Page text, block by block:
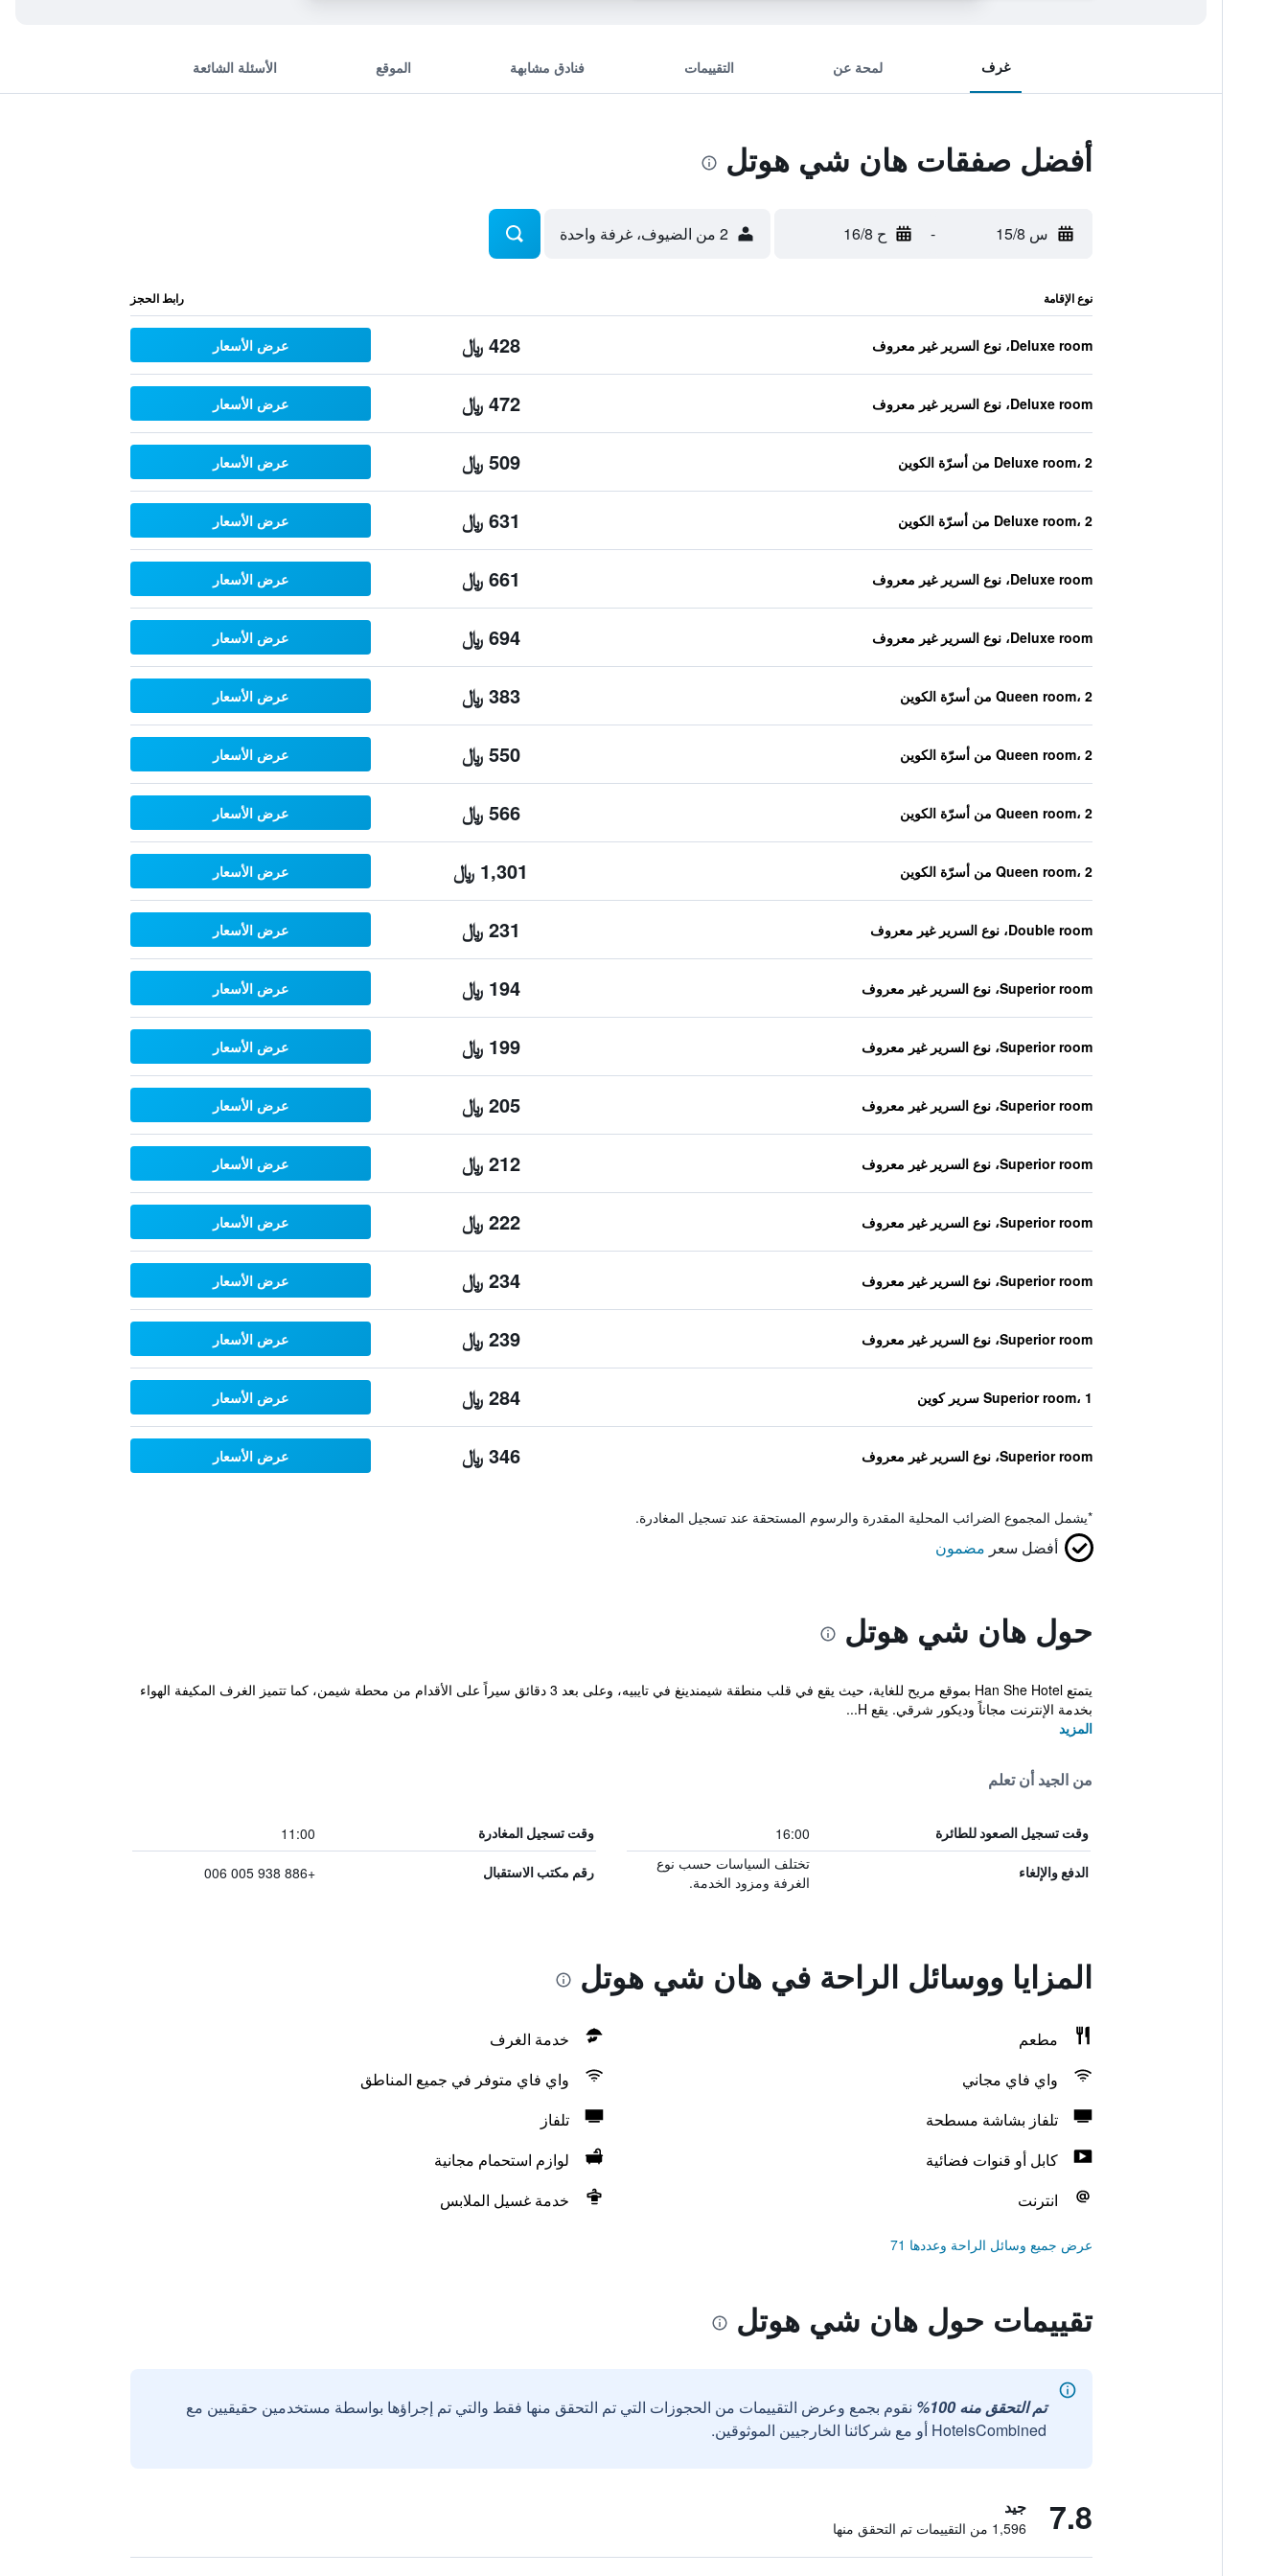
غرف لمحة عن التقييمات فنادق مشابهة الموقع الأسئلة الشائعة
أفضل صفقات هان شي هوتل
س 15/8 - ح 16/8 2 من الضيوف، غرفة واحدة
نوع الإقامة رابط الحجز
Deluxe room، نوع السرير غير معروف 428 ﷼ عرض الأسعار
Deluxe room، نوع السرير غير معروف 472 ﷼ عرض الأسعار
Deluxe room، 2 من أسرّة الكوين 509 ﷼ عرض الأسعار
Deluxe room، 2 من أسرّة الكوين 631 ﷼ عرض الأسعار
Deluxe room، نوع السرير غير معروف 661 ﷼ عرض الأسعار
Deluxe room، نوع السرير غير معروف 694 ﷼ عرض الأسعار
Queen room، 2 من أسرّة الكوين 383 ﷼ عرض الأسعار
Queen room، 2 من أسرّة الكوين 550 ﷼ عرض الأسعار
Queen room، 2 من أسرّة الكوين 566 ﷼ عرض الأسعار
Queen room، 2 من أسرّة الكوين 1,301 ﷼ عرض الأسعار
Double room، نوع السرير غير معروف 231 ﷼ عرض الأسعار
Superior room، نوع السرير غير معروف 194 ﷼ عرض الأسعار
Superior room، نوع السرير غير معروف 199 ﷼ عرض الأسعار
Superior room، نوع السرير غير معروف 205 ﷼ عرض الأسعار
Superior room، نوع السرير غير معروف 212 ﷼ عرض الأسعار
Superior room، نوع السرير غير معروف 222 ﷼ عرض الأسعار
Superior room، نوع السرير غير معروف 234 ﷼ عرض الأسعار
Superior room، نوع السرير غير معروف 239 ﷼ عرض الأسعار
Superior room، 1 سرير كوين 284 ﷼ عرض الأسعار
Superior room، نوع السرير غير معروف 346 ﷼ عرض الأسعار
*يشمل المجموع الضرائب المحلية المقدرة والرسوم المستحقة عند تسجيل المغادرة.
أفضل سعر مضمون
حول هان شي هوتل
يتمتع Han She Hotel بموقع مريح للغاية، حيث يقع في قلب منطقة شيمندينغ في تايبيه، وعلى بعد 3 دقائق سيراً على الأقدام من محطة شيمن، كما تتميز الغرف المكيفة الهواء
بخدمة الإنترنت مجاناً وديكور شرقي. يقع H...
المزيد
من الجيد أن تعلم
وقت تسجيل الصعود للطائرة 16:00 وقت تسجيل المغادرة 11:00
الدفع والإلغاء
تختلف السياسات حسب نوع
الغرفة ومزود الخدمة.
رقم مكتب الاستقبال +886 938 005 006
المزايا ووسائل الراحة في هان شي هوتل
مطعم
خدمة الغرف
واي فاي مجاني
واي فاي متوفر في جميع المناطق
تلفاز بشاشة مسطحة
تلفاز
كابل أو قنوات فضائية
لوازم استحمام مجانية
انترنت
خدمة غسيل الملابس
عرض جميع وسائل الراحة وعددها 71
تقييمات حول هان شي هوتل
تم التحقق منه 100%
نقوم بجمع وعرض التقييمات من الحجوزات التي تم التحقق منها فقط والتي تم إجراؤها بواسطة مستخدمين حقيقيين مع
HotelsCombined أو مع شركائنا الخارجيين الموثوقين.
7.8 جيد
1,596 من التقييمات تم التحقق منها